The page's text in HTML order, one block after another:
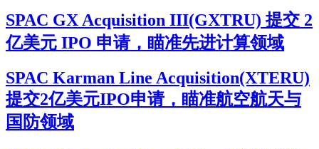
SPAC GX Acquisition III(GXTRU) 提交 2
亿美元 IPO 申请，瞄准先进计算领域
SPAC Karman Line Acquisition(XTERU)
提交2亿美元IPO申请，瞄准航空航天与
国防领域